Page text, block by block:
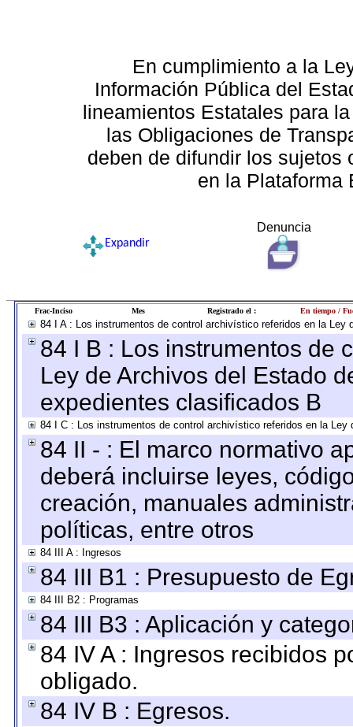
En cumplimiento a la
Información Pública del
lineamientos Estatales para
las Obligaciones de
deben de difundir los sujetos
en la Plataforma
Denuncia
Expandir
Frac-Inciso Mes Registrado el : En tiempo /
84 I A : Los instrumentos de control archivístico referidos en la
84 I B : Los instrumentos de
Ley de Archivos del Estado
expedientes clasificados B
84 I C : Los instrumentos de control archivístico referidos en la
84 II - : El marco normativo
deberá incluirse leyes,
creación, manuales
políticas, entre otros
84 III A : Ingresos
84 III B1 : Presupuesto de
84 III B2 : Programas
84 III B3 : Aplicación y
84 IV A : Ingresos recibidos
obligado.
84 IV B : Egresos.